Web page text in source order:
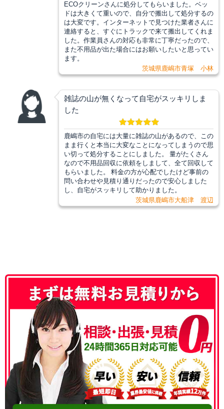
ECOクリーンさんに処分してもらいました。ベッ
ドは大きくて重いので、自分で搬出して処分するの
は大変です。インターネットで見つけた業者さんに
連絡すると、すぐにトラックで来て搬出してくれま
した。作業員さんの対応も非常に丁寧だったので、
また不用品が出た場合にはお願いしたいと思ってい
ます。
茨城県鹿嶋市青塚 小林
雑誌の山が無くなって自宅がスッキリしま
した
鹿嶋市の自宅には大量に雑誌の山があるので、この
まま行くと本当に大変なことになってしまうので思
い切って処分することにしました。 量がたくさん
なので不用品回収に依頼をしまして、全て回収して
もらいました。 料金の方が心配でしたけど事前の
問い合わせや見積り通りだったので安心しました
し、自宅がスッキリして助かりました。
茨城県鹿嶋市大船津 渡辺
050-3186-4780